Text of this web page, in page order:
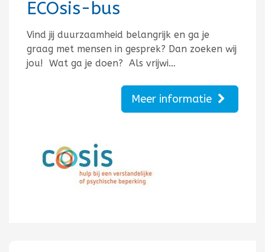
ECOsis-bus
Vind jij duurzaamheid belangrijk en ga je
graag met mensen in gesprek? Dan zoeken wij
jou! Wat ga je doen? Als vrijwi…
Meer informatie